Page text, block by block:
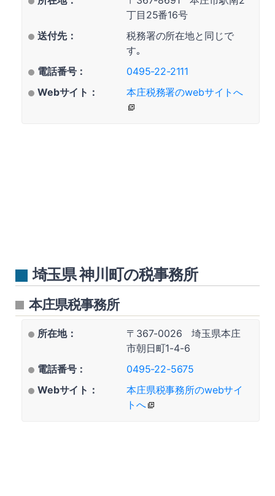
丁目25番16号
送付先：
税務署の所在地と同じで
す｡
電話番号：
0495-22-2111
Webサイト：
本庄税務署のwebサイトへ
埼玉県 神川町の税事務所
本庄県税事務所
所在地：
〒367-0026 埼玉県本庄
市朝日町1-4-6
電話番号：
0495-22-5675
Webサイト：
本庄県税事務所のwebサイ
トへ